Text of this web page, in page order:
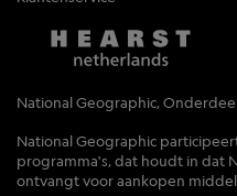
National Geographic,
National Geographic
programma's, dat houdt in dat
ontvangt voor aankopen